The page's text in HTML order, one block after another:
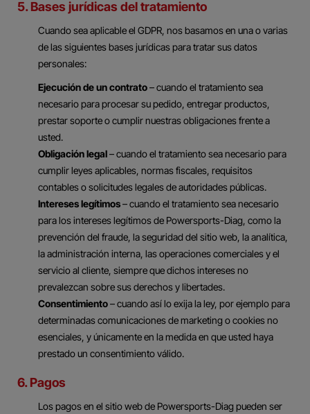
5. Bases jurídicas del tratamiento
Cuando sea aplicable el GDPR, nos basamos en una o varias
de las siguientes bases jurídicas para tratar sus datos
personales:
Ejecución de un contrato– cuando el tratamiento sea
necesario para procesar su pedido, entregar productos,
prestar soporte o cumplir nuestras obligaciones frente a
usted.
Obligación legal– cuando el tratamiento sea necesario para
cumplir leyes aplicables, normas fiscales, requisitos
contables o solicitudes legales de autoridades públicas.
Intereses legítimos– cuando el tratamiento sea necesario
para los intereses legítimos de Powersports-Diag, como la
prevención del fraude, la seguridad del sitio web, la analítica,
la administración interna, las operaciones comerciales y el
servicio al cliente, siempre que dichos intereses no
prevalezcan sobre sus derechos y libertades.
Consentimiento– cuando así lo exija la ley, por ejemplo para
determinadas comunicaciones de marketing o cookies no
esenciales, y únicamente en la medida en que usted haya
prestado un consentimiento válido.
6. Pagos
Los pagos en el sitio web de Powersports-Diag pueden ser